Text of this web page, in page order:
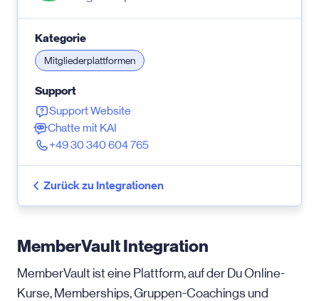
Kategorie
Mitgliederplattformen
Support
Support Website
Chatte mit KAI
+49 30 340 604 765
Zurück zu Integrationen
MemberVault Integration
MemberVault ist eine Plattform, auf der Du Online-
Kurse, Memberships, Gruppen-Coachings und